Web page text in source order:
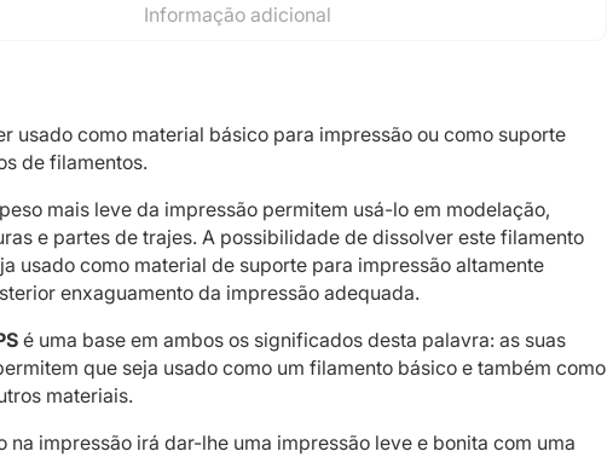
Informação adicional
usado como material básico para impressão ou como suporte
de filamentos.
mais leve da impressão permitem usá-lo em modelação,
e partes de trajes. A possibilidade de dissolver este filamento
usado como material de suporte para impressão altamente
enxaguamento da impressão adequada.
é uma base em ambos os significados desta palavra: as suas
que seja usado como um filamento básico e também como
materiais.
na impressão irá dar-lhe uma impressão leve e bonita com uma